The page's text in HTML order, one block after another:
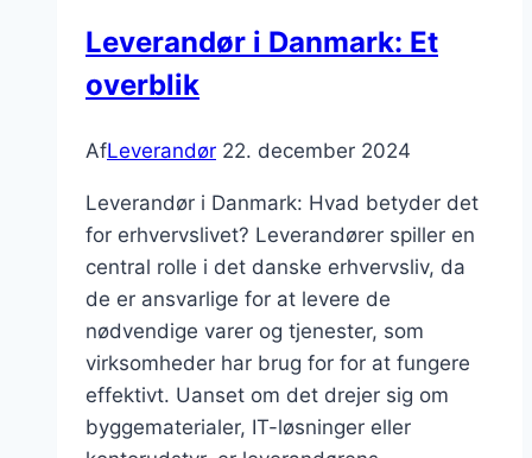
miljøvenlige
initiativer
Leverandør i Danmark: Et
overblik
AfLeverandør 22. december 2024
Leverandør i Danmark: Hvad betyder det
for erhvervslivet? Leverandører spiller en
central rolle i det danske erhvervsliv, da
de er ansvarlige for at levere de
nødvendige varer og tjenester, som
virksomheder har brug for for at fungere
effektivt. Uanset om det drejer sig om
byggematerialer, IT-løsninger eller